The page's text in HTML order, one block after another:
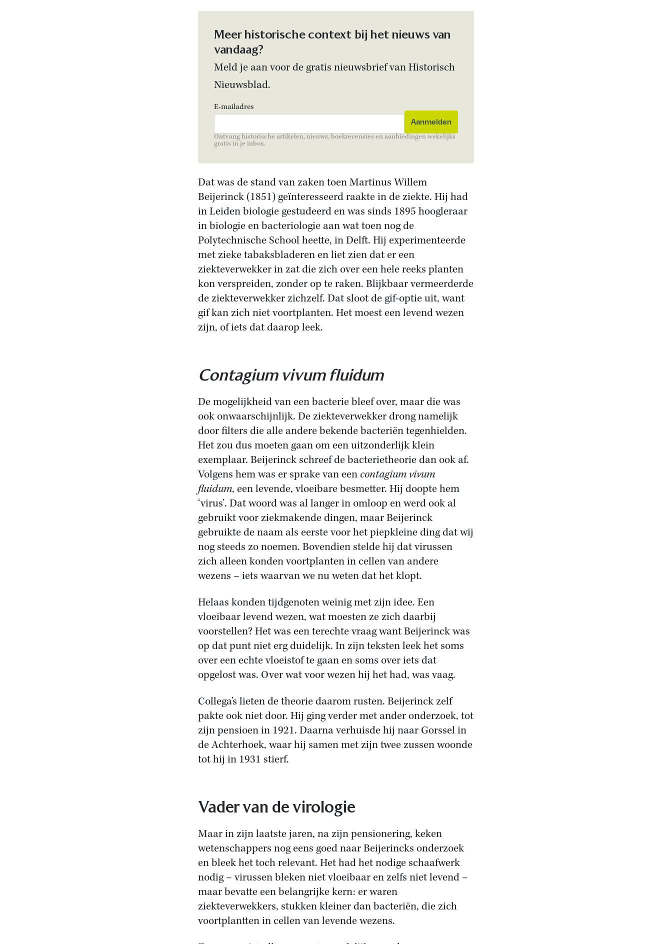
Meer historische context bij het nieuws van
vandaag?
Meld je aan voor de gratis nieuwsbrief van Historisch
Nieuwsblad.
E-mailadres
Ontvang historische artikelen, nieuws, boekrecensies en aanbiedingen wekelijks
gratis in je inbox.
Dat was de stand van zaken toen Martinus Willem
Beijerinck (1851) geïnteresseerd raakte in de ziekte. Hij had
in Leiden biologie gestudeerd en was sinds 1895 hoogleraar
in biologie en bacteriologie aan wat toen nog de
Polytechnische School heette, in Delft. Hij experimenteerde
met zieke tabaksbladeren en liet zien dat er een
ziekteverwekker in zat die zich over een hele reeks planten
kon verspreiden, zonder op te raken. Blijkbaar vermeerderde
de ziekteverwekker zichzelf. Dat sloot de gif-optie uit, want
gif kan zich niet voortplanten. Het moest een levend wezen
zijn, of iets dat daarop leek.
Contagium vivum fluidum
De mogelijkheid van een bacterie bleef over, maar die was
ook onwaarschijnlijk. De ziekteverwekker drong namelijk
door filters die alle andere bekende bacteriën tegenhielden.
Het zou dus moeten gaan om een uitzonderlijk klein
exemplaar. Beijerinck schreef de bacterietheorie dan ook af.
Volgens hem was er sprake van een contagium vivum
fluidum, een levende, vloeibare besmetter. Hij doopte hem
‘virus’. Dat woord was al langer in omloop en werd ook al
gebruikt voor ziekmakende dingen, maar Beijerinck
gebruikte de naam als eerste voor het piepkleine ding dat wij
nog steeds zo noemen. Bovendien stelde hij dat virussen
zich alleen konden voortplanten in cellen van andere
wezens – iets waarvan we nu weten dat het klopt.
Helaas konden tijdgenoten weinig met zijn idee. Een
vloeibaar levend wezen, wat moesten ze zich daarbij
voorstellen? Het was een terechte vraag want Beijerinck was
op dat punt niet erg duidelijk. In zijn teksten leek het soms
over een echte vloeistof te gaan en soms over iets dat
opgelost was. Over wat voor wezen hij het had, was vaag.
Collega’s lieten de theorie daarom rusten. Beijerinck zelf
pakte ook niet door. Hij ging verder met ander onderzoek, tot
zijn pensioen in 1921. Daarna verhuisde hij naar Gorssel in
de Achterhoek, waar hij samen met zijn twee zussen woonde
tot hij in 1931 stierf.
Vader van de virologie
Maar in zijn laatste jaren, na zijn pensionering, keken
wetenschappers nog eens goed naar Beijerincks onderzoek
en bleek het toch relevant. Het had het nodige schaafwerk
nodig – virussen bleken niet vloeibaar en zelfs niet levend –
maar bevatte een belangrijke kern: er waren
ziekteverwekkers, stukken kleiner dan bacteriën, die zich
voortplantten in cellen van levende wezens.